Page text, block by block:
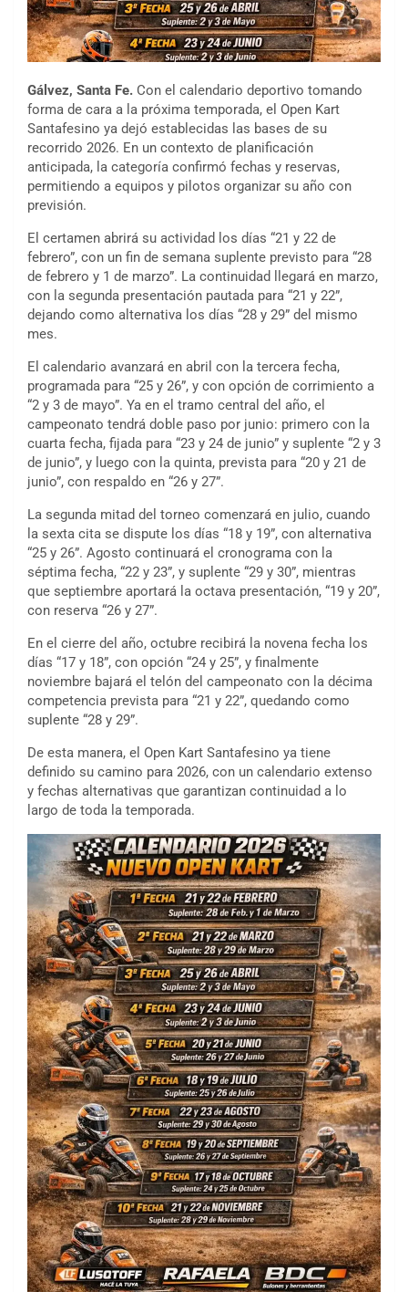
Gálvez, Santa Fe. Con el calendario deportivo tomando
forma de cara a la próxima temporada, el Open Kart
Santafesino ya dejó establecidas las bases de su
recorrido 2026. En un contexto de planificación
anticipada, la categoría confirmó fechas y reservas,
permitiendo a equipos y pilotos organizar su año con
previsión.
El certamen abrirá su actividad los días “21 y 22 de
febrero”, con un fin de semana suplente previsto para “28
de febrero y 1 de marzo”. La continuidad llegará en marzo,
con la segunda presentación pautada para “21 y 22”,
dejando como alternativa los días “28 y 29” del mismo
mes.
El calendario avanzará en abril con la tercera fecha,
programada para “25 y 26”, y con opción de corrimiento a
“2 y 3 de mayo”. Ya en el tramo central del año, el
campeonato tendrá doble paso por junio: primero con la
cuarta fecha, fijada para “23 y 24 de junio” y suplente “2 y 3
de junio”, y luego con la quinta, prevista para “20 y 21 de
junio”, con respaldo en “26 y 27”.
La segunda mitad del torneo comenzará en julio, cuando
la sexta cita se dispute los días “18 y 19”, con alternativa
“25 y 26”. Agosto continuará el cronograma con la
séptima fecha, “22 y 23”, y suplente “29 y 30”, mientras
que septiembre aportará la octava presentación, “19 y 20”,
con reserva “26 y 27”.
En el cierre del año, octubre recibirá la novena fecha los
días “17 y 18”, con opción “24 y 25”, y finalmente
noviembre bajará el telón del campeonato con la décima
competencia prevista para “21 y 22”, quedando como
suplente “28 y 29”.
De esta manera, el Open Kart Santafesino ya tiene
definido su camino para 2026, con un calendario extenso
y fechas alternativas que garantizan continuidad a lo
largo de toda la temporada.